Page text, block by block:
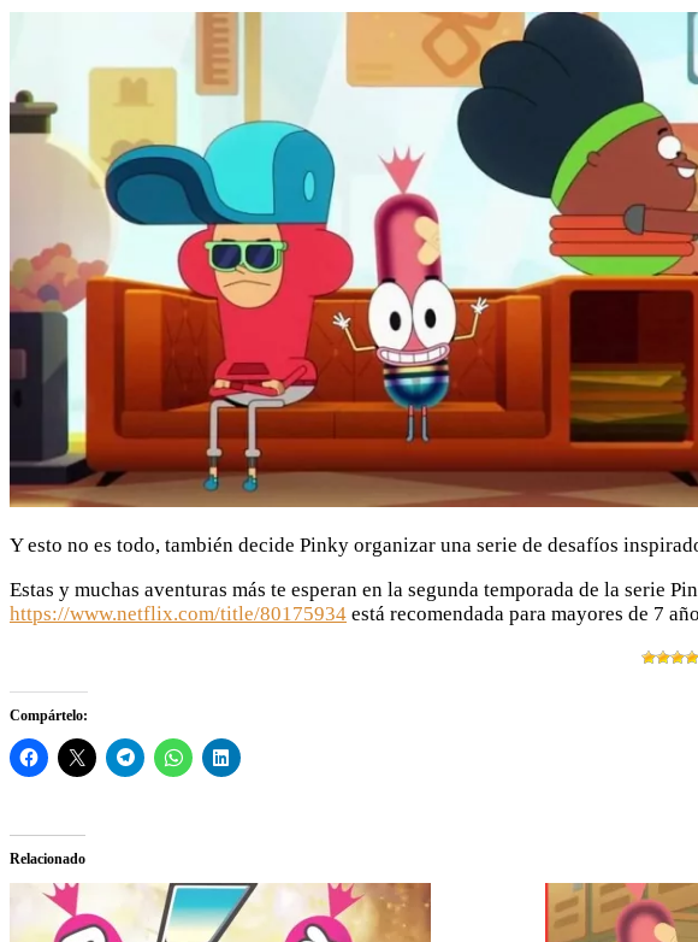
Y esto no es todo, también decide Pinky organizar una serie de desafíos
Estas y muchas aventuras más te esperan en la segunda temporada de la
https://www.netflix.com/title/80175934 está recomendada para mayores de 7
Compártelo:
Relacionado